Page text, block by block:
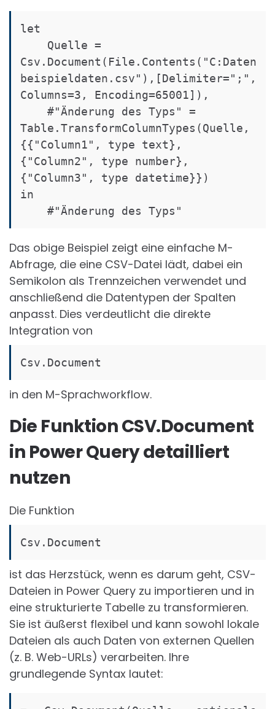
let
Csv.Document(File.Contents("C:Daten
beispieldaten.csv"),[Delimiter=";",
Columns=3, Encoding=65001]),
Table.TransformColumnTypes(Quelle,
{{"Column1", type text},
{"Column2", type number},
{"Column3", type datetime}})
in
    #"Änderung des Typs"
Das obige Beispiel zeigt eine einfache M-
Abfrage, die eine CSV-Datei lädt, dabei ein
Semikolon als Trennzeichen verwendet und
anschließend die Datentypen der Spalten
anpasst. Dies verdeutlicht die direkte
Integration von
Csv.Document
in den M-Sprachworkflow.
Die Funktion CSV.Document
in Power Query detailliert
nutzen
Die Funktion
Csv.Document
ist das Herzstück, wenn es darum geht, CSV-
Dateien in Power Query zu importieren und in
eine strukturierte Tabelle zu transformieren.
Sie ist äußerst flexibel und kann sowohl lokale
Dateien als auch Daten von externen Quellen
(z. B. Web-URLs) verarbeiten. Ihre
grundlegende Syntax lautet: